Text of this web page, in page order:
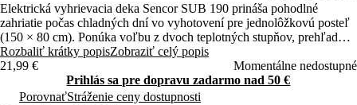
Elektrická vyhrievacia deka Sencor SUB 190 prináša pohodlné
zahriatie počas chladných dní vo vyhotovení pre jednolôžkovú posteľ
(150 × 80 cm). Ponúka voľbu z dvoch teplotných stupňov, prehľadné
ovládanie a bezpečnú prevádzku vďaka ochrane proti prehriatiu.
Rozbaliť krátky popisZobraziť celý popis
21,99 €
Momentálne nedostupné
Prihlás sa pre dopravu zadarmo nad 50 €
PorovnaťStráženie ceny dostupnosti